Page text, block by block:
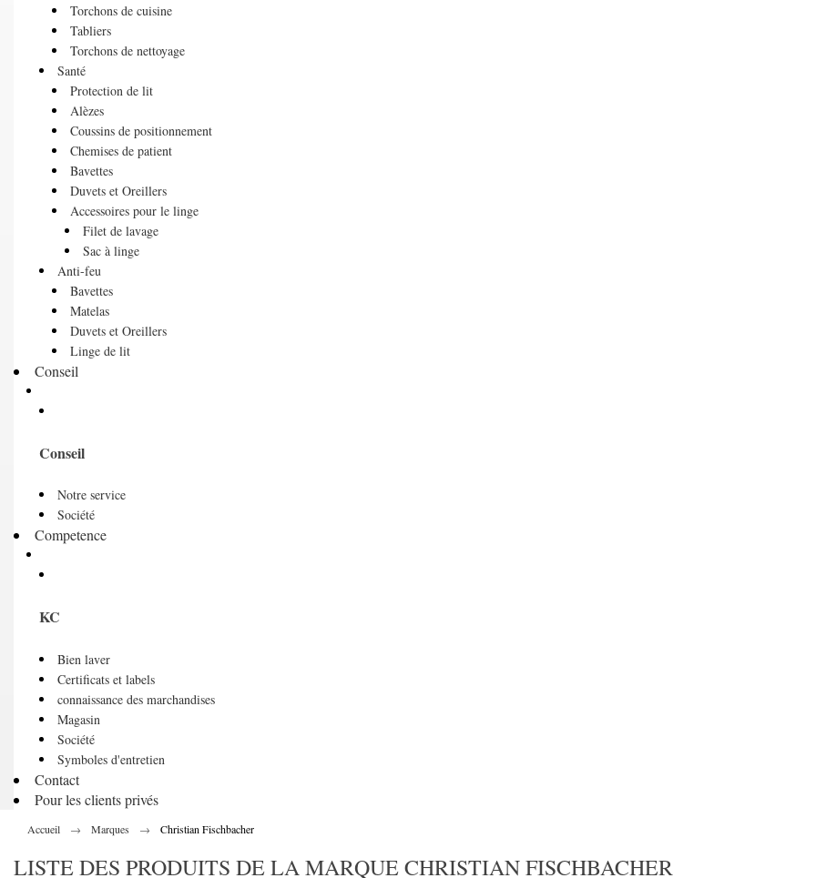
Torchons de cuisine
Tabliers
Torchons de nettoyage
Santé
Protection de lit
Alèzes
Coussins de positionnement
Chemises de patient
Bavettes
Duvets et Oreillers
Accessoires pour le linge
Filet de lavage
Sac à linge
Anti-feu
Bavettes
Matelas
Duvets et Oreillers
Linge de lit
Conseil
Conseil
Notre service
Société
Competence
KC
Bien laver
Certificats et labels
connaissance des marchandises
Magasin
Société
Symboles d'entretien
Contact
Pour les clients privés
Accueil Marques Christian Fischbacher
LISTE DES PRODUITS DE LA MARQUE CHRISTIAN FISCHBACHER